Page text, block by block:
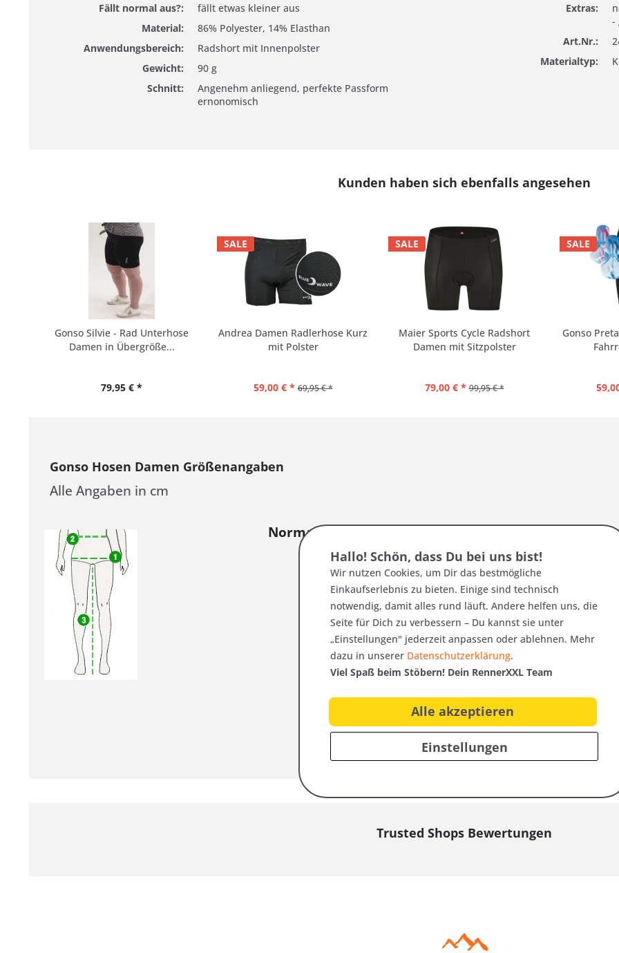
Fällt normal aus?:
fällt etwas kleiner aus
Material:
86% Polyester, 14% Elasthan
Anwendungsbereich:
Radshort mit Innenpolster
Gewicht:
90 g
Schnitt:
Angenehm anliegend, perfekte Passform
ernonomisch
Extras:
-
Art.Nr.:
Materialtyp:
Kunden haben sich ebenfalls angesehen
Gonso Silvie - Rad Unterhose
Damen in Übergröße...
79,95 € *
SALE
Andrea Damen Radlerhose Kurz
mit Polster
59,00 € * 69,95 € *
SALE
Maier Sports Cycle Radshort
Damen mit Sitzpolster
79,00 € * 99,95 € *
SALE
Gonso
Gonso Hosen Damen Größenangaben
Alle Angaben in cm
Normale Größen - Regular Size
Größen
Taillenumfang
(2)
46
96
48
50
108
52
114
Trusted Shops Bewertungen
Hallo! Schön, dass Du bei uns bist!
Wir nutzen Cookies, um Dir das bestmögliche
Einkaufserlebnis zu bieten. Einige sind technisch
notwendig, damit alles rund läuft. Andere helfen uns, die
Seite für Dich zu verbessern – Du kannst sie unter
„Einstellungen" jederzeit anpassen oder ablehnen. Mehr
dazu in unserer Datenschutzerklärung.
Viel Spaß beim Stöbern! Dein RennerXXL Team
Alle akzeptieren
Einstellungen